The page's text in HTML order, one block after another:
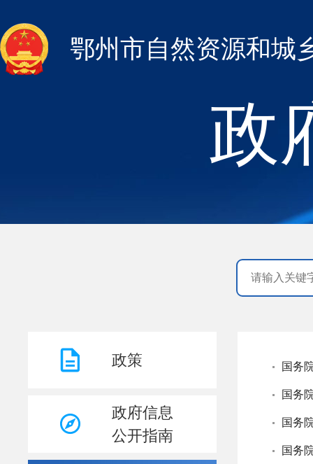
政
鄂州市自然资源和城
政策
政府信息
公开指南
国务
国务